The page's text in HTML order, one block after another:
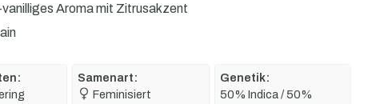
Aroma mit Zitrusakzent
Samenart:
Feminisiert
Genetik:
50% Indica / 50%